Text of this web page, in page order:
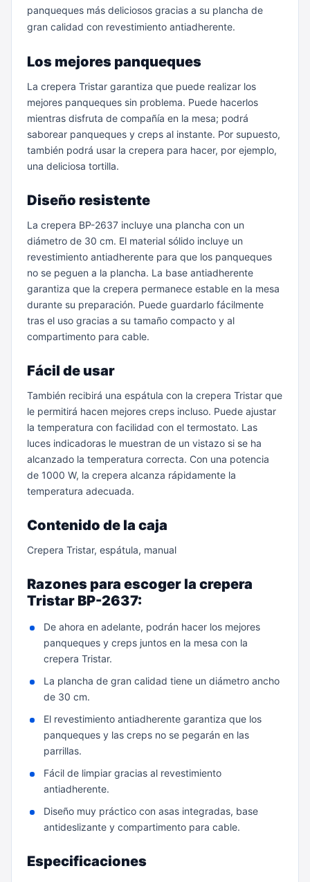
panqueques más deliciosos gracias a su plancha de
gran calidad con revestimiento antiadherente.
Los mejores panqueques
La crepera Tristar garantiza que puede realizar los
mejores panqueques sin problema. Puede hacerlos
mientras disfruta de compañía en la mesa; podrá
saborear panqueques y creps al instante. Por supuesto,
también podrá usar la crepera para hacer, por ejemplo,
una deliciosa tortilla.
Diseño resistente
La crepera BP-2637 incluye una plancha con un
diámetro de 30 cm. El material sólido incluye un
revestimiento antiadherente para que los panqueques
no se peguen a la plancha. La base antiadherente
garantiza que la crepera permanece estable en la mesa
durante su preparación. Puede guardarlo fácilmente
tras el uso gracias a su tamaño compacto y al
compartimento para cable.
Fácil de usar
También recibirá una espátula con la crepera Tristar que
le permitirá hacen mejores creps incluso. Puede ajustar
la temperatura con facilidad con el termostato. Las
luces indicadoras le muestran de un vistazo si se ha
alcanzado la temperatura correcta. Con una potencia
de 1000 W, la crepera alcanza rápidamente la
temperatura adecuada.
Contenido de la caja
Crepera Tristar, espátula, manual
Razones para escoger la crepera
Tristar BP-2637:
De ahora en adelante, podrán hacer los mejores
panqueques y creps juntos en la mesa con la
crepera Tristar.
La plancha de gran calidad tiene un diámetro ancho
de 30 cm.
El revestimiento antiadherente garantiza que los
panqueques y las creps no se pegarán en las
parrillas.
Fácil de limpiar gracias al revestimiento
antiadherente.
Diseño muy práctico con asas integradas, base
antideslizante y compartimento para cable.
Especificaciones